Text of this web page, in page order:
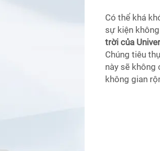
Có thể khá
sự kiện
trời của
Chúng tiêu
này sẽ không
không gian